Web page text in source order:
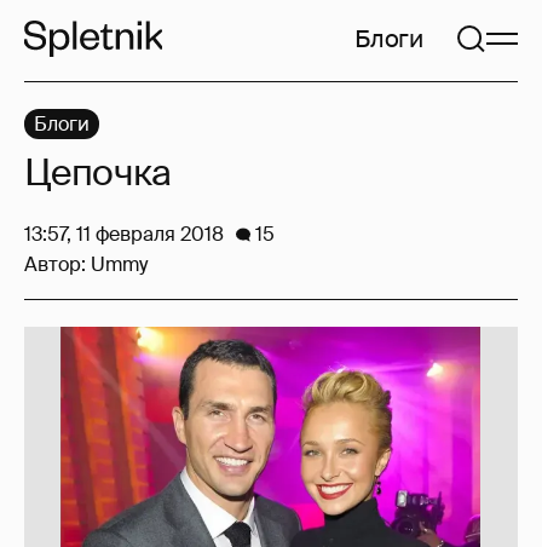
Блоги
Блоги
Цепочка
13:57, 11 февраля 2018
15
Автор: Ummy